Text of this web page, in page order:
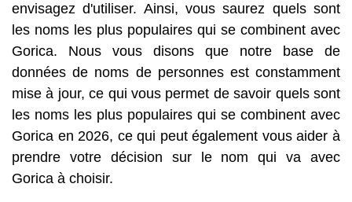
envisagez d'utiliser. Ainsi, vous saurez quels sont
les noms les plus populaires qui se combinent avec
Gorica. Nous vous disons que notre base de
données de noms de personnes est constamment
mise à jour, ce qui vous permet de savoir quels sont
les noms les plus populaires qui se combinent avec
Gorica en 2026, ce qui peut également vous aider à
prendre votre décision sur le nom qui va avec
Gorica à choisir.